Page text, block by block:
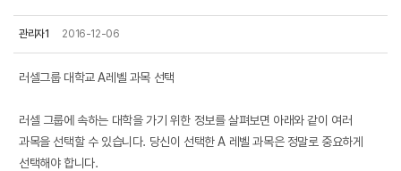
관리자1 2016-12-06
러셀그룹 대학교 A레벨 과목 선택
러셀 그룹에 속하는 대학을 가기 위한 정보를 살펴보면 아래와 같이 여러
과목을 선택할 수 있습니다. 당신이 선택한 A 레벨 과목은 정말로 중요하게
선택해야 합니다.